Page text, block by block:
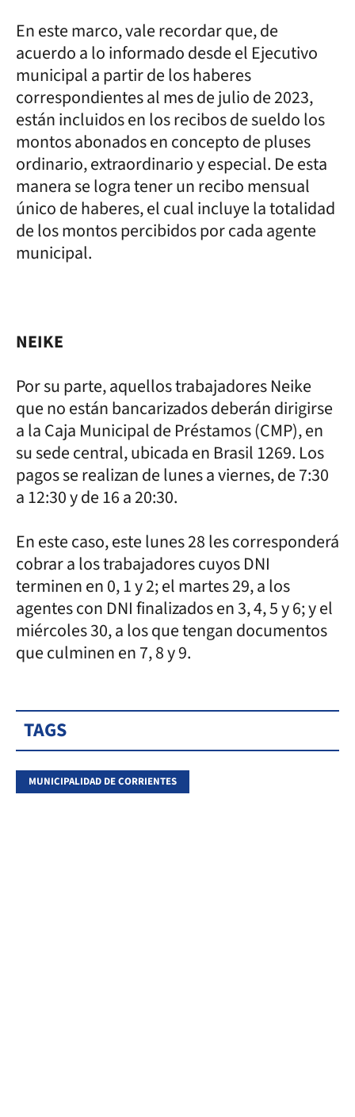
En este marco, vale recordar que, de
acuerdo a lo informado desde el Ejecutivo
municipal a partir de los haberes
correspondientes al mes de julio de 2023,
están incluidos en los recibos de sueldo los
montos abonados en concepto de pluses
ordinario, extraordinario y especial. De esta
manera se logra tener un recibo mensual
único de haberes, el cual incluye la totalidad
de los montos percibidos por cada agente
municipal.
NEIKE
Por su parte, aquellos trabajadores Neike
que no están bancarizados deberán dirigirse
a la Caja Municipal de Préstamos (CMP), en
su sede central, ubicada en Brasil 1269. Los
pagos se realizan de lunes a viernes, de 7:30
a 12:30 y de 16 a 20:30.
En este caso, este lunes 28 les corresponderá
cobrar a los trabajadores cuyos DNI
terminen en 0, 1 y 2; el martes 29, a los
agentes con DNI finalizados en 3, 4, 5 y 6; y el
miércoles 30, a los que tengan documentos
que culminen en 7, 8 y 9.
TAGS
MUNICIPALIDAD DE CORRIENTES